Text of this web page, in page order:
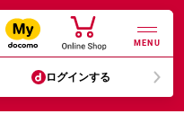
MENU
ログインする